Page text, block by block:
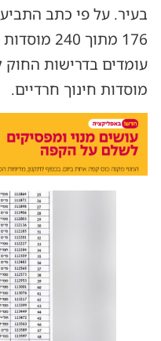
בעיר. על פי כתב
עומדים בדרישות
מוסדות חינוך חרדיים.